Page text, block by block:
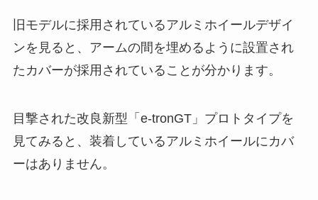
旧モデルに採用されているアルミホイールデザイ
ンを見ると、アームの間を埋めるように設置され
たカバーが採用されていることが分かります。
目撃された改良新型「e-tronGT」プロトタイプを
見てみると、装着しているアルミホイールにカバ
ーはありません。